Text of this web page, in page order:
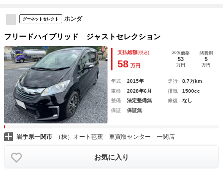
グーネットセレクト ホンダ
フリードハイブリッド ジャストセレクション
支払総額(税込)
58 万円
本体価格
53
万円
諸費用
5
万円
年式 2015年 走行
8.7万km
車検
2028年6月 排気
1500cc
整備
法定整備無 修復
なし
保証
保証無
岩手県一関市 （株）オート芭蕉 車買取センター 一関店
お気に入り